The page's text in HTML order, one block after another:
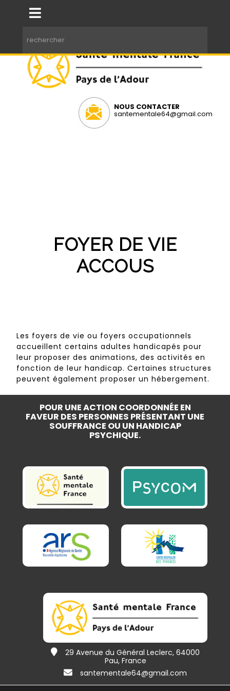
NOUS CONTACTER
santementale64@gmail.com
FOYER DE VIE
ACCOUS
Les foyers de vie ou foyers occupationnels
accueillent certains adultes handicapés pour
leur proposer des animations, des activités en
fonction de leur handicap. Certaines structures
peuvent également proposer un hébergement.
POUR UNE ACTION COORDONNÉE EN
FAVEUR DES PERSONNES PRÉSENTANT UNE
SOUFFRANCE OU UN HANDICAP
PSYCHIQUE.
29 Avenue du Général Leclerc, 64000
Pau, France
santementale64@gmail.com